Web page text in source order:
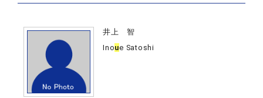
井上 智
Inoue Satoshi